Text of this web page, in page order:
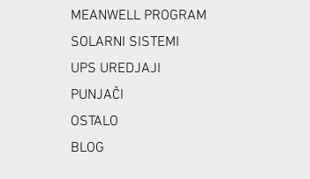
MEANWELL PROGRAM
SOLARNI SISTEMI
UPS UREDJAJI
PUNJAČI
OSTALO
BLOG